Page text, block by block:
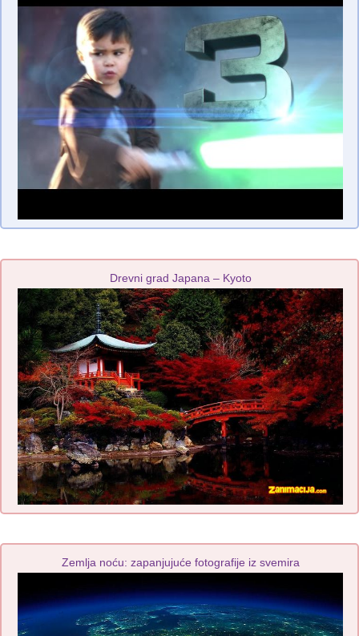
Drevni grad Japana – Kyoto
Zemlja noću: zapanjujuće fotografije iz svemira